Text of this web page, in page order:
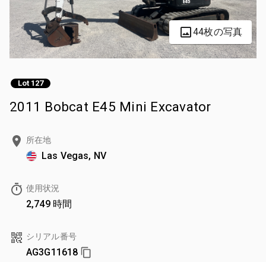
44枚の写真
Lot 127
2011 Bobcat E45 Mini Excavator
所在地
Las Vegas, NV
使用状況
2,749 時間
シリアル番号
AG3G11618